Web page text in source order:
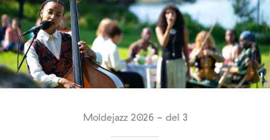
Moldejazz 2026 - del 3